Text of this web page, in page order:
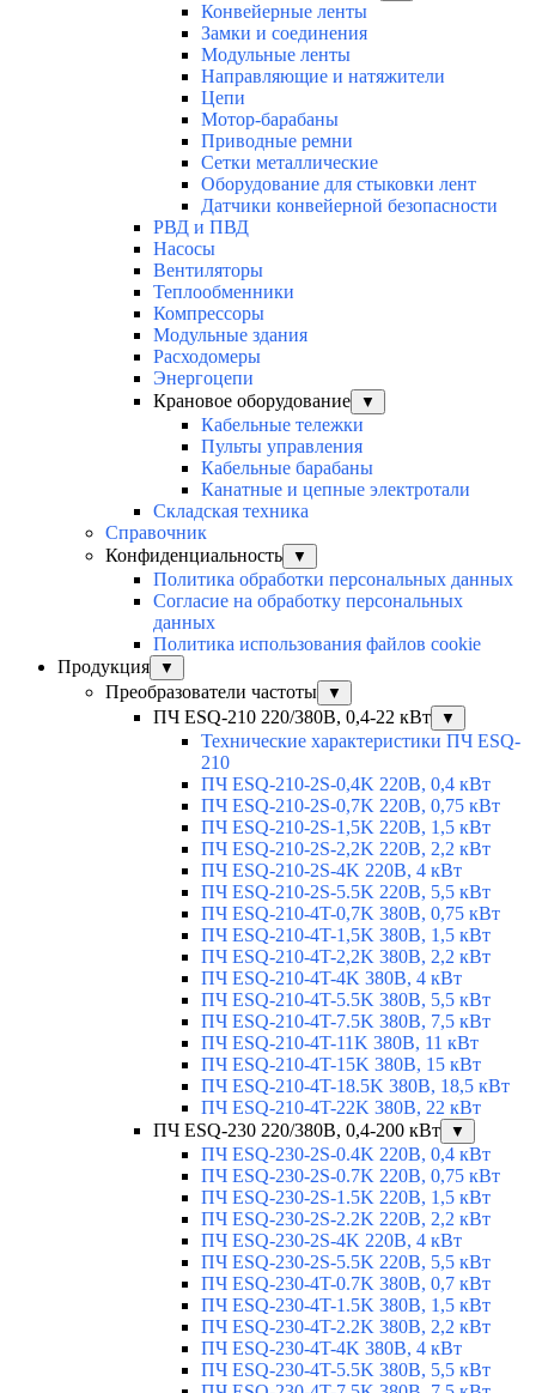
Конвейерные ленты
Замки и соединения
Модульные ленты
Направляющие и натяжители
Цепи
Мотор-барабаны
Приводные ремни
Сетки металлические
Оборудование для стыковки лент
Датчики конвейерной безопасности
РВД и ПВД
Насосы
Вентиляторы
Теплообменники
Компрессоры
Модульные здания
Расходомеры
Энергоцепи
Крановое оборудование
▼
Кабельные тележки
Пульты управления
Кабельные барабаны
Канатные и цепные электротали
Складская техника
Справочник
Конфиденциальность
▼
Политика обработки персональных данных
Согласие на обработку персональных
данных
Политика использования файлов cookie
Продукция
▼
Преобразователи частоты ▼
ПЧ ESQ-210 220/380В, 0,4-22 кВт ▼
Технические характеристики ПЧ ESQ-
210
ПЧ ESQ-210-2S-0,4K 220В, 0,4 кВт
ПЧ ESQ-210-2S-0,7K 220В, 0,75 кВт
ПЧ ESQ-210-2S-1,5K 220В, 1,5 кВт
ПЧ ESQ-210-2S-2,2K 220В, 2,2 кВт
ПЧ ESQ-210-2S-4K 220В, 4 кВт
ПЧ ESQ-210-2S-5.5K 220В, 5,5 кВт
ПЧ ESQ-210-4T-0,7K 380В, 0,75 кВт
ПЧ ESQ-210-4T-1,5K 380В, 1,5 кВт
ПЧ ESQ-210-4T-2,2K 380В, 2,2 кВт
ПЧ ESQ-210-4T-4K 380В, 4 кВт
ПЧ ESQ-210-4T-5.5K 380В, 5,5 кВт
ПЧ ESQ-210-4T-7.5K 380В, 7,5 кВт
ПЧ ESQ-210-4T-11K 380В, 11 кВт
ПЧ ESQ-210-4T-15K 380В, 15 кВт
ПЧ ESQ-210-4T-18.5K 380В, 18,5 кВт
ПЧ ESQ-210-4T-22K 380В, 22 кВт
ПЧ ESQ-230 220/380В, 0,4-200 кВт
▼
ПЧ ESQ-230-2S-0.4K 220В, 0,4 кВт
ПЧ ESQ-230-2S-0.7K 220В, 0,75 кВт
ПЧ ESQ-230-2S-1.5K 220В, 1,5 кВт
ПЧ ESQ-230-2S-2.2K 220В, 2,2 кВт
ПЧ ESQ-230-2S-4K 220В, 4 кВт
ПЧ ESQ-230-2S-5.5K 220В, 5,5 кВт
ПЧ ESQ-230-4T-0.7K 380В, 0,7 кВт
ПЧ ESQ-230-4T-1.5K 380В, 1,5 кВт
ПЧ ESQ-230-4T-2.2K 380В, 2,2 кВт
ПЧ ESQ-230-4T-4K 380В, 4 кВт
ПЧ ESQ-230-4T-5.5K 380В, 5,5 кВт